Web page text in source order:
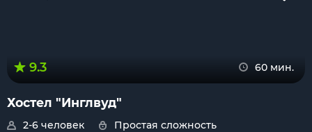
9.3 60 мин.
Хостел "Инглвуд"
2-6 человек
Простая сложность